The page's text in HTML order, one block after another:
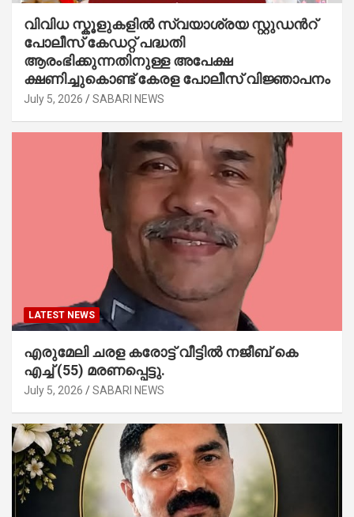
വിവിധ സ്കൂളുകളില്‍ സ്വയാശ്രയ സ്റ്റുഡന്‍റ്
പോലീസ് കേഡറ്റ് പദ്ധതി
ആരംഭിക്കുന്നതിനുള്ള അപേക്ഷ
ക്ഷണിച്ചുകൊണ്ട് കേരള പോലീസ് വിജ്ഞാപനം
July 5, 2026 SABARI NEWS
LATEST NEWS
എരുമേലി ചരള കരോട്ട് വീട്ടിൽ നജീബ് കെ
എച്ച് (55) മരണപ്പെട്ടു.
July 5, 2026 SABARI NEWS